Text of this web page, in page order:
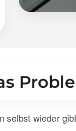
wieder